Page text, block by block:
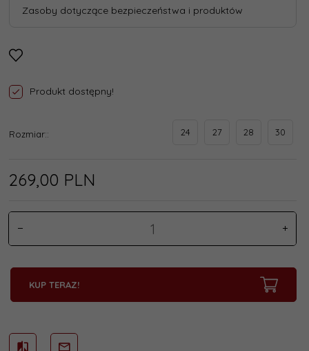
Zasoby dotyczące bezpieczeństwa i produktów
Produkt dostępny!
Rozmiar:: 24 27 28 30
269,00 PLN
KUP TERAZ!